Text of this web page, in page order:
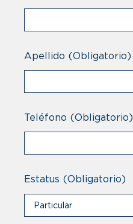
Apellido (Obligatorio)
Teléfono (Obligatorio)
Estatus (Obligatorio)
Particular